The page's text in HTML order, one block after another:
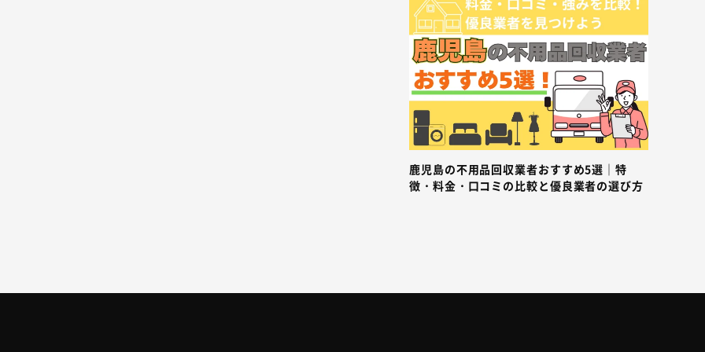
鹿児島の不用品回収業者おすすめ5選｜特
徴・料金・口コミの比較と優良業者の選び方